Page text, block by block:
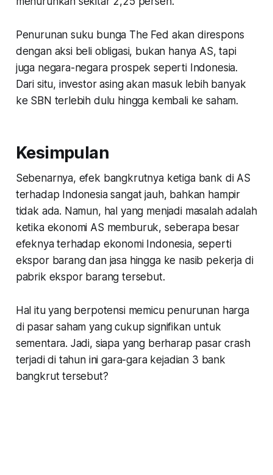
Penurunan suku bunga The Fed akan direspons
dengan aksi beli obligasi, bukan hanya AS, tapi
juga negara-negara prospek seperti Indonesia.
Dari situ, investor asing akan masuk lebih banyak
ke SBN terlebih dulu hingga kembali ke saham.
Kesimpulan
Sebenarnya, efek bangkrutnya ketiga bank di AS
terhadap Indonesia sangat jauh, bahkan hampir
tidak ada. Namun, hal yang menjadi masalah adalah
ketika ekonomi AS memburuk, seberapa besar
efeknya terhadap ekonomi Indonesia, seperti
ekspor barang dan jasa hingga ke nasib pekerja di
pabrik ekspor barang tersebut.
Hal itu yang berpotensi memicu penurunan harga
di pasar saham yang cukup signifikan untuk
sementara. Jadi, siapa yang berharap pasarcrash
terjadi di tahun ini gara-gara kejadian 3 bank
bangkrut tersebut?